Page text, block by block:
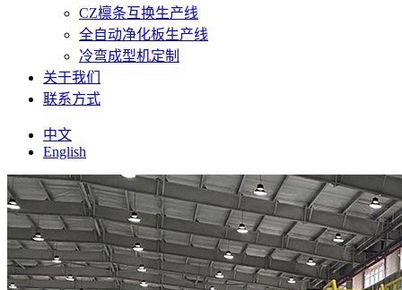
CZ檩条互换生产线
全自动净化板生产线
冷弯成型机定制
关于我们
联系方式
中文
English